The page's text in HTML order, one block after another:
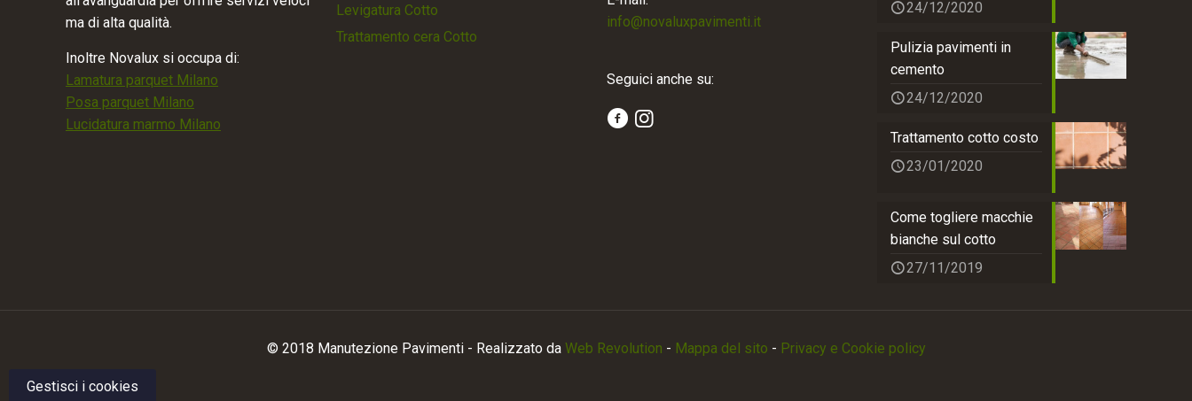
ma di alta qualità.
Inoltre Novalux si occupa di:
Lamatura parquet Milano
Posa parquet Milano
Lucidatura marmo Milano
Levigatura Cotto
Trattamento cera Cotto
info@novaluxpavimenti.it
Seguici anche su:
24/12/2020
Pulizia pavimenti in
cemento
24/12/2020
Trattamento cotto costo
23/01/2020
Come togliere macchie
bianche sul cotto
27/11/2019
© 2018 Manutezione Pavimenti - Realizzato da Web Revolution - Mappa del sito - Privacy e Cookie policy
Gestisci i cookies